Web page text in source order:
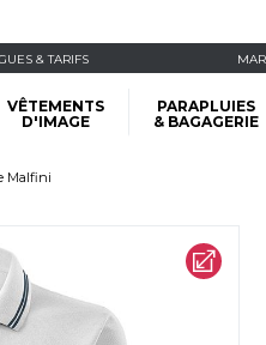
& TARIFS
VÊTEMENTS
D'IMAGE
PARAPLUIES
& BAGAGERIE
Malfini